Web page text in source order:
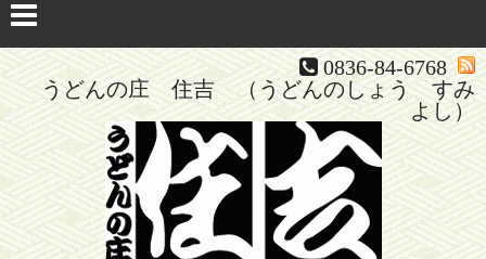
0836-84-6768
うどんの庄 住吉 （うどんのしょう すみ
よし）